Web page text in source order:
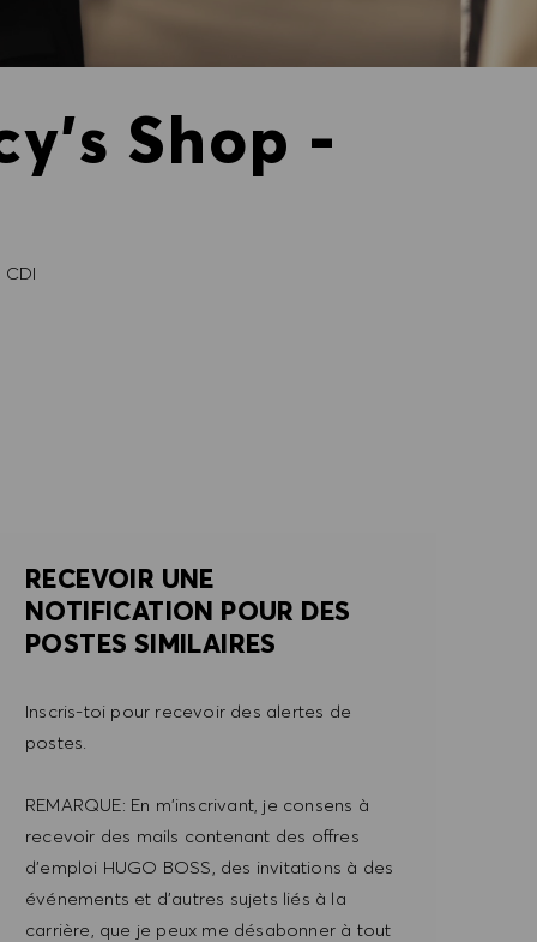
Shop -
CDI
RECEVOIR UNE
NOTIFICATION POUR DES
POSTES SIMILAIRES
Inscris-toi pour recevoir des alertes de
postes.
REMARQUE: En m'inscrivant, je consens à
recevoir des mails contenant des offres
d'emploi HUGO BOSS, des invitations à des
événements et d'autres sujets liés à la
carrière, que je peux me désabonner à tout